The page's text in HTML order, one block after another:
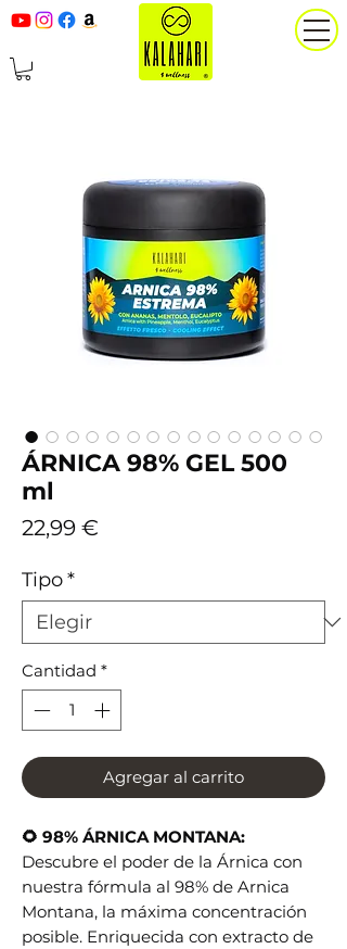
ÁRNICA 98% GEL 500
ml
22,99 €
Tipo*
Cantidad *
Agregar al carrito
🌻 98% ÁRNICA MONTANA:
Descubre el poder de la Árnica con
nuestra fórmula al 98% de Arnica
Montana, la máxima concentración
posible. Enriquecida con extracto de